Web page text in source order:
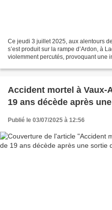
Ce jeudi 3 juillet 2025, aux alentours
s’est produit sur la rampe d’Ardon, à
violemment percutés, provoquant une
Accident mortel à Vaux-
19 ans décède après
Publié le 03/07/2025 à 12:56